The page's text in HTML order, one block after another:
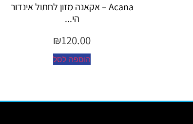
Acana – אקאנה מזון לחתול אינדור
הי...
₪120.00
הוספה לסל